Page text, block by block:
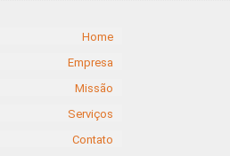
Home
Empresa
Missão
Serviços
Contato